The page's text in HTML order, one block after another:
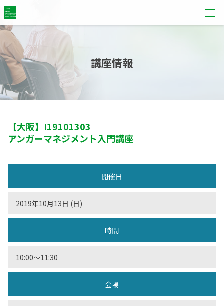
講座情報
【大阪】 I19101303
アンガーマネジメント入門講座
開催日
2019年10月13日 (日)
時間
10:00〜11:30
会場